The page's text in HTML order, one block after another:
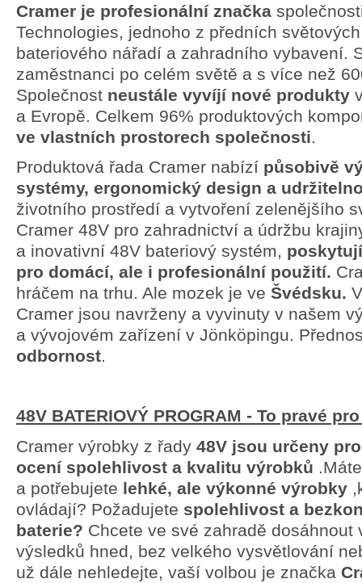
Cramer je profesionální značka
Technologies, jednoho z předních
bateriového nářadí a zahradního vybavení.
zaměstnanci po celém světě a s více než
Společnost neustále vyvíjí nové produkty
a Evropě. Celkem 96% produktových
ve vlastních prostorech společnosti.
Produktová řada Cramer nabízí působivě
systémy, ergonomický design a
životního prostředí a vytvoření zelenějšího
Cramer 48V pro zahradnictví a údržbu
a inovativní 48V bateriový systém,
pro domácí, ale i profesionální použití.
hráčem na trhu. Ale mozek je ve Švédsku.
Cramer jsou navrženy a vyvinuty v našem
a vývojovém zařízení v Jönköpingu.
odbornost.
48V BATERIOVÝ PROGRAM - To pravé
Cramer výrobky z řady 48V jsou určeny
ocení spolehlivost a kvalitu výrobků .
a potřebujete lehké, ale výkonné výrobky ,
ovládají? Požadujete spolehlivost a
baterie? Chcete ve své zahradě dosáhnout
výsledků hned, bez velkého vysvětlování
už dále nehledejte, vaší volbou je značka